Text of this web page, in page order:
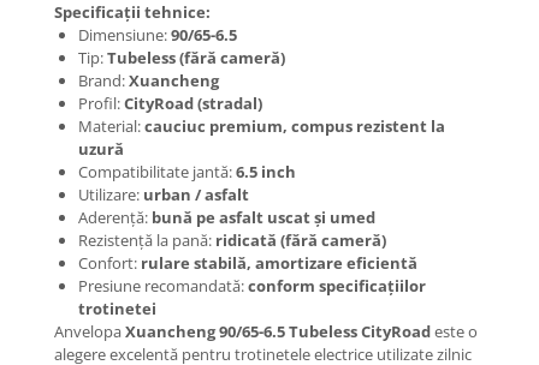
Încărcătoare
Prize de încărcare
Cabluri pentru baterii
Componente baterii
Localizatoare GPS
Mecanică
Furci / mânere principale &
secundare
Pliere, pasadores & tije
Crickuri / suporturi parcare
Suspensii & amortizoare
Rulmenți
Specificații tehnice:
Dimensiune:90/65-6.5
Tip:Tubeless (fără cameră)
Brand:Xuancheng
Profil:CityRoad (stradal)
Material:cauciuc premium, compus rezistent la
uzură
Compatibilitate jantă:6.5 inch
Utilizare: urban / asfalt
Aderență: bună pe asfalt uscat și umed
Rezistență la pană: ridicată (fără cameră)
Confort: rulare stabilă, amortizare eficientă
Presiune recomandată:conform specificațiilor
trotinetei
AnvelopaXuancheng 90/65-6.5 Tubeless CityRoadeste o
alegere excelentă pentru trotinetele electrice utilizate zilnic